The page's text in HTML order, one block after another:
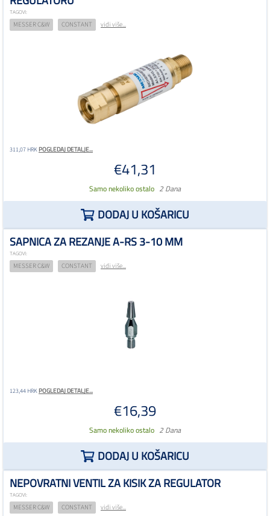
TAGOVI:
MESSER C&W CONSTANT vidi više...
311,07 HRKPOGLEDAJ DETALJE...
€41,31
Samo nekoliko ostalo 2 Dana
DODAJ U KOŠARICU
SAPNICA ZA REZANJE A-RS 3-10 MM
TAGOVI:
MESSER C&W CONSTANT vidi više...
123,44 HRKPOGLEDAJ DETALJE...
€16,39
Samo nekoliko ostalo 2 Dana
DODAJ U KOŠARICU
NEPOVRATNI VENTIL ZA KISIK ZA REGULATOR
TAGOVI:
MESSER C&W CONSTANT vidi više...